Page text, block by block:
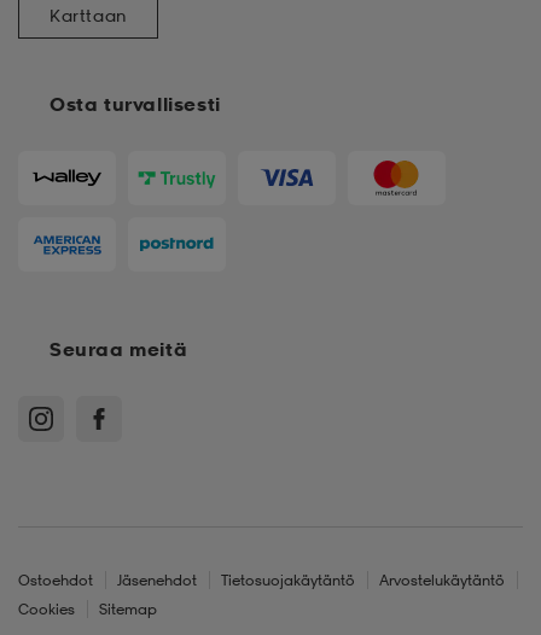
Osta turvallisesti
Karttaan
Seuraa meitä
Ostoehdot Jäsenehdot Tietosuojakäytäntö
Arvostelukäytäntö
Cookies
Sitemap